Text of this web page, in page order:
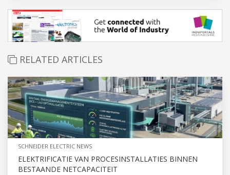
RELATED ARTICLES
SCHNEIDER ELECTRIC NEWS
ELEKTRIFICATIE VAN PROCESINSTALLATIES BINNEN
BESTAANDE NETCAPACITEIT